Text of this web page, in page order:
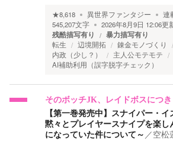
★8,618 異世界ファンタジー 連
545,207文字 2026年8月9日 12:06更
残酷描写有り 暴力描写有り
転生 辺境開拓 錬金モノづくり
内政（少し？）
主人公モテモテ
AI補助利用（誤字脱字チェック）
そのボッチJK、レイドボスにつき
【第一巻発売中】スナイパー・
黙々とプレイヤースナイプを楽し
になっていた件について～ ／空松